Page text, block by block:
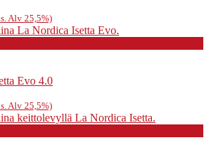
Alv 25,5%)
Evo 4.0
Alv 25,5%)